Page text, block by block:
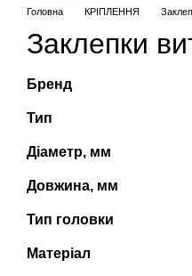
Головна КРІПЛЕННЯ
Заклепки
Бренд
Тип
Діаметр, мм
Довжина, мм
Тип головки
Матеріал